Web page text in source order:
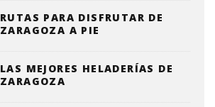
RUTAS PARA DISFRUTAR DE
ZARAGOZA A PIE
LAS MEJORES HELADERÍAS DE
ZARAGOZA